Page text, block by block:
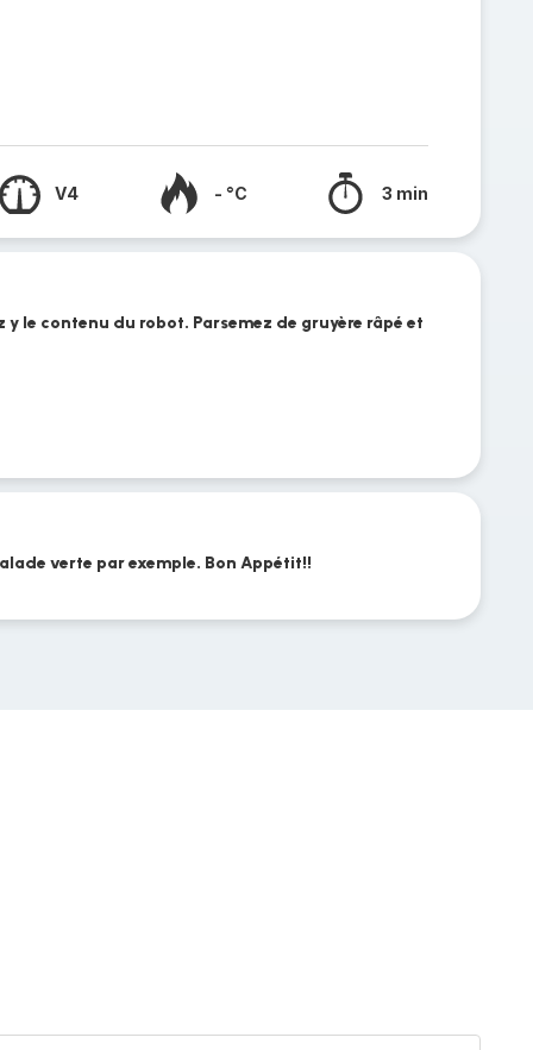
V4 - °C 3 min
y le contenu du robot. Parsemez de gruyère râpé et
verte par exemple. Bon Appétit!!